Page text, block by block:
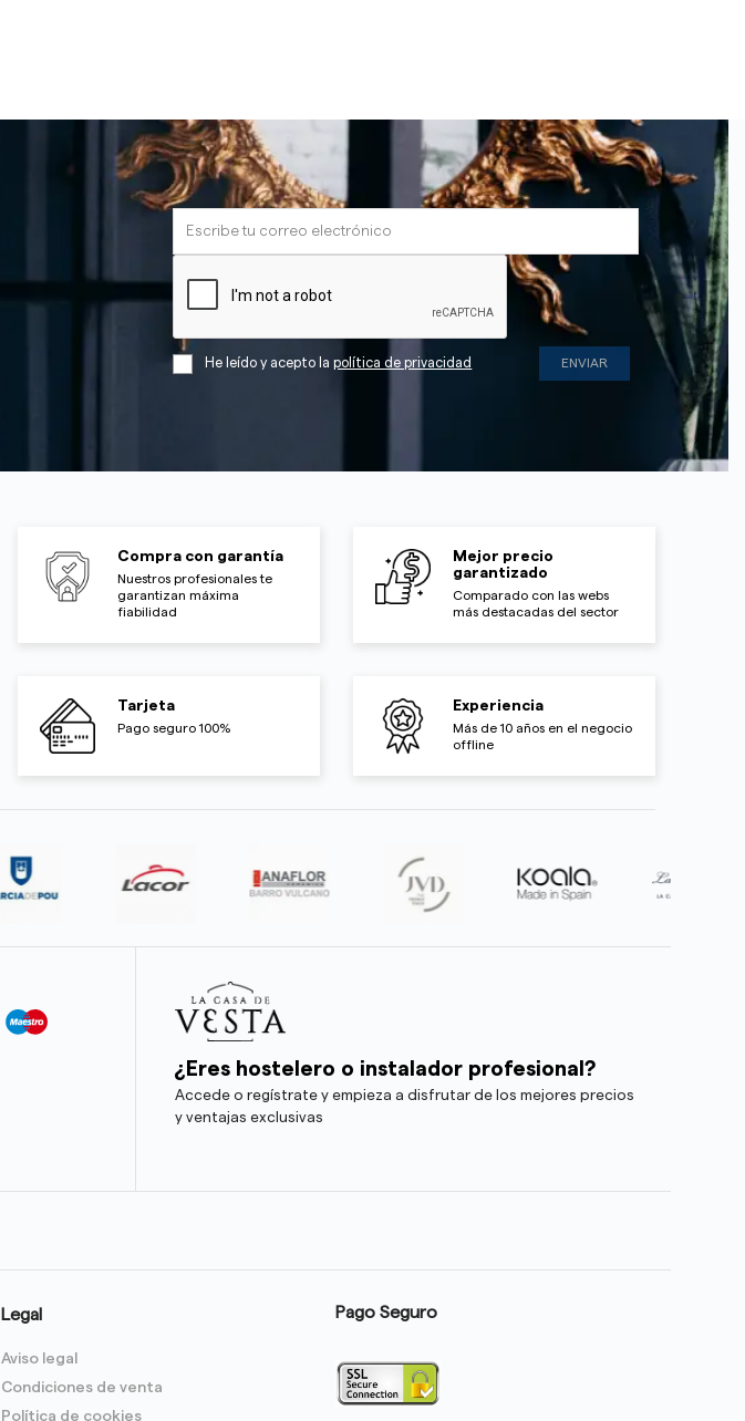
He leído y acepto lapolítica de privacidad
Compra con garantía
Nuestros profesionales te
garantizan máxima
fiabilidad
Mejor precio
garantizado
Comparado con las webs
más destacadas del sector
Tarjeta
Pago seguro 100%
Experiencia
Más de 10 años en el negocio
offline
¿Eres hostelero o instalador profesional?
Accede o regístrate y empieza a disfrutar de los mejores precios
y ventajas exclusivas
Legal
Aviso legal
Condiciones de venta
Política de cookies
Pago Seguro